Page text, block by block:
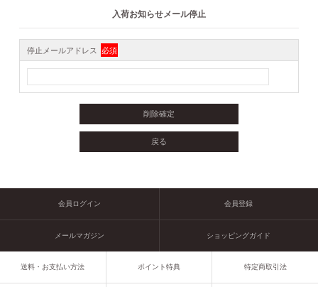
入荷お知らせメール停止
停止メールアドレス 必須
会員ログイン 会員登録
メールマガジン ショッピングガイド
送料・お支払い方法 ポイント特典 特定商取引法